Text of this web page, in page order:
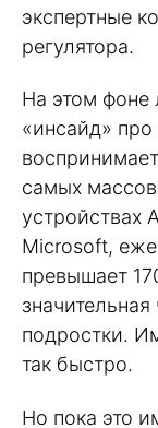
экспертные
регулятора.
На этом фоне
«инсайд»
самых
устройствах
Microsoft,
превышает
подростки.
так быстро.
Но пока это